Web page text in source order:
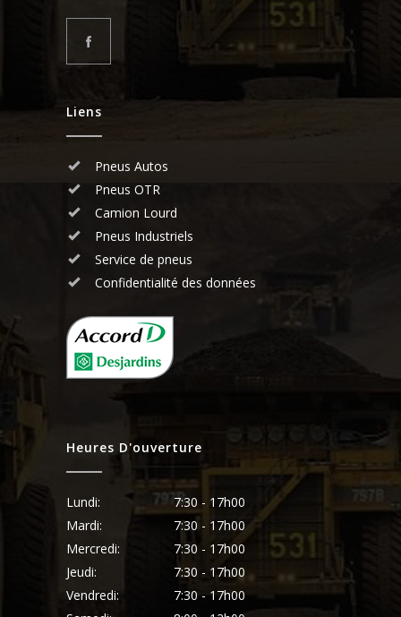
Liens
Pneus Autos
Pneus OTR
Camion Lourd
Pneus Industriels
Service de pneus
Confidentialité des données
Heures D'ouverture
Lundi:
7:30 - 17h00
Mardi:
7:30 - 17h00
Mercredi:
7:30 - 17h00
Jeudi:
7:30 - 17h00
Vendredi:
7:30 - 17h00